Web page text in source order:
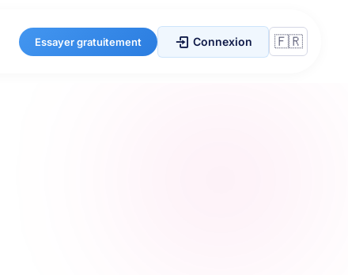
Essayer gratuitement Connexion